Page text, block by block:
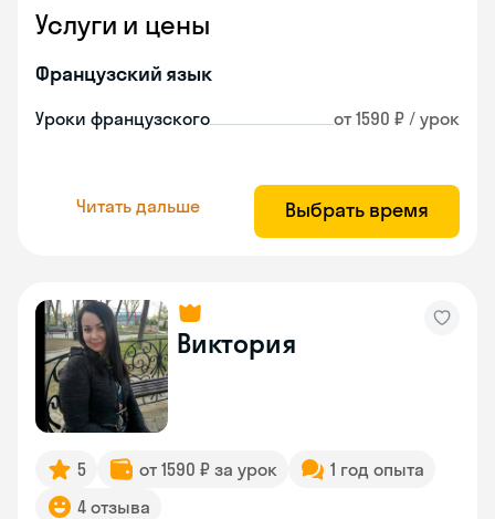
Услуги и цены
Французский язык
Уроки французского от 1590 ₽ / урок
Читать дальше Выбрать время
Виктория
5 от 1590 ₽ за урок
1 год опыта
4 отзыва